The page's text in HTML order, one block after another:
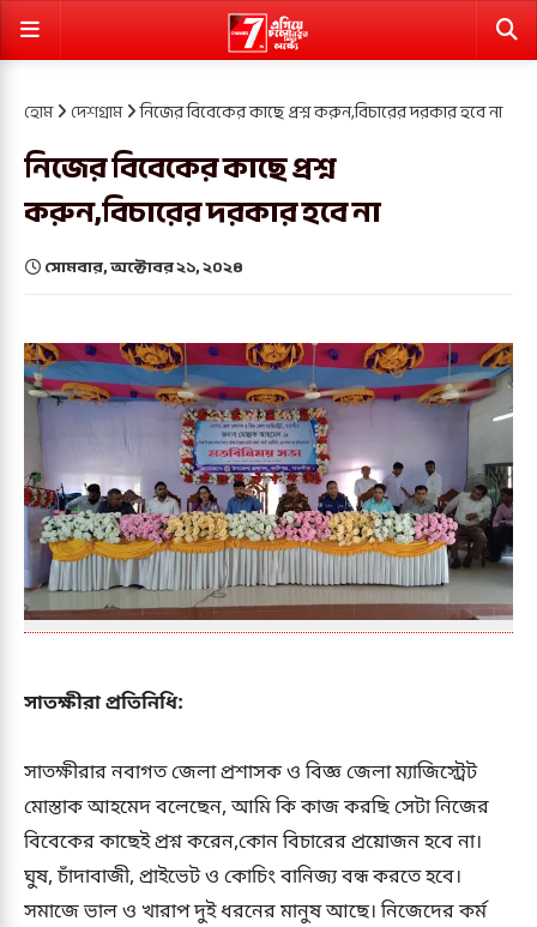
হোম দেশগ্রাম নিজের বিবেকের কাছে প্রশ্ন করুন,বিচারের দরকার হবে না
নিজের বিবেকের কাছে প্রশ্ন
করুন,বিচারের দরকার হবে না
সোমবার, অক্টোবর ২১, ২০২৪
সাতক্ষীরা প্রতিনিধি:
সাতক্ষীরার নবাগত জেলা প্রশাসক ও বিজ্ঞ জেলা ম্যাজিস্ট্রেট
মোস্তাক আহমেদ বলেছেন, আমি কি কাজ করছি সেটা নিজের
বিবেকের কাছেই প্রশ্ন করেন,কোন বিচারের প্রয়োজন হবে না।
ঘুষ, চাঁদাবাজী, প্রাইভেট ও কোচিং বানিজ্য বন্ধ করতে হবে।
সমাজে ভাল ও খারাপ দুই ধরনের মানুষ আছে। নিজেদের কর্ম